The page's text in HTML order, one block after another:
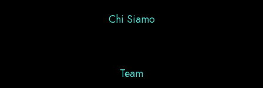
Chi Siamo
Team